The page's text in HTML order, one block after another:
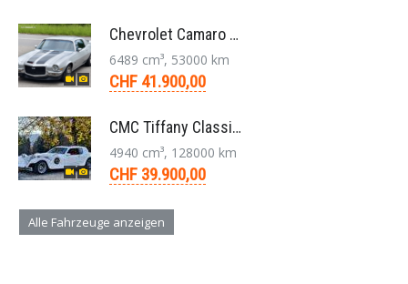
Chevrolet Camaro SS 396 LS3 Coupe Aut. 1971
6489 cm³, 53000 km
CHF 41.900,00
CMC Tiffany Classic Coupé Neoklassiker 5.0 V8 1991
4940 cm³, 128000 km
CHF 39.900,00
Alle Fahrzeuge anzeigen